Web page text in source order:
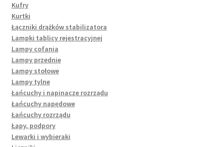
Kufry
Kurtki
Łączniki drążków stabilizatora
Lampki tablicy rejestracyjnej
Lampy cofania
Lampy przednie
Lampy stołowe
Lampy tylne
Łańcuchy i napinacze rozrządu
Łańcuchy napędowe
Łańcuchy rozrządu
Łapy, podpory
Lewarki i wybieraki